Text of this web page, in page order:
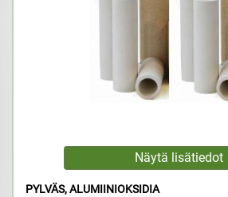
PYLVÄS, ALUMIINIOKSIDIA